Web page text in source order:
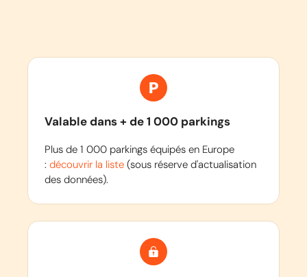
Valable dans + de 1 000 parkings
Plus de 1 000 parkings équipés en Europe
: découvrir la liste (sous réserve d'actualisation
des données).